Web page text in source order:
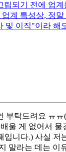
되기 전에 업
계 특성상, 정
이직"이라
탁드려요 ㅠ
게 없어서
니다.) 사실
라는 데는